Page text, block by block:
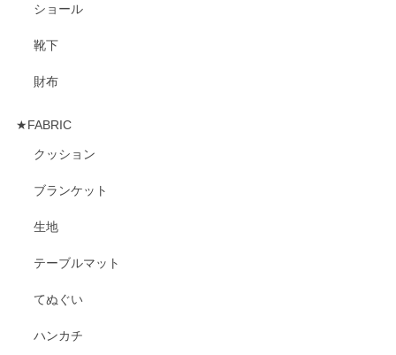
ショール
靴下
財布
★FABRIC
クッション
ブランケット
生地
テーブルマット
てぬぐい
ハンカチ